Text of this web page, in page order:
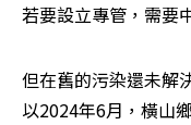
若要設立專管，需要
但在舊的污染還未解
以2024年6月，橫山